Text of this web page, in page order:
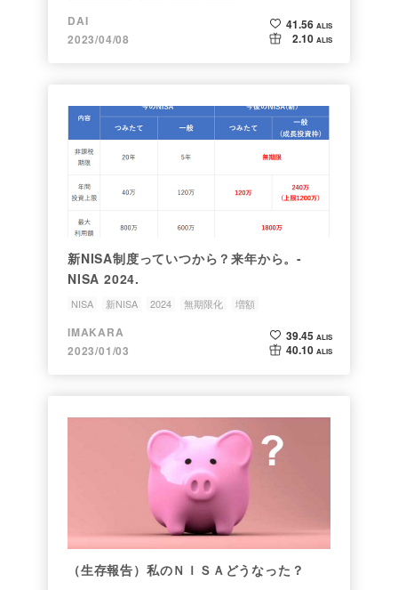
DAI
2023/04/08
41.56 ALIS
2.10 ALIS
新NISA制度っていつから？来年から。-
NISA 2024.
NISA 新NISA 2024 無期限化 増額
IMAKARA
2023/01/03
39.45 ALIS
40.10 ALIS
（生存報告）私のＮＩＳＡどうなった？